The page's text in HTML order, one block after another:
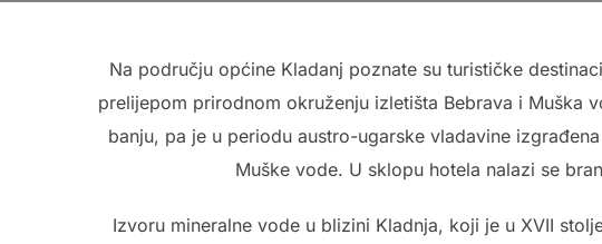
Na području općine Kladanj poznate su turističke
prelijepom prirodnom okruženju izletišta Bebrava i Muška
banju, pa je u periodu austro-ugarske vladavine
Muške vode. U sklopu hotela nalazi se
Izvoru mineralne vode u blizini Kladnja, koji je u XVII